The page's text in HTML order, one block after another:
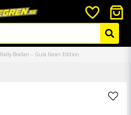
Rally-Brallan – Gula Faran Edition